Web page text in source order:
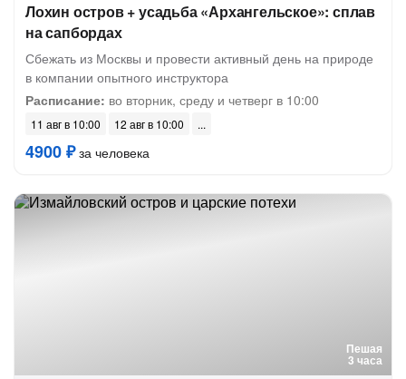
Лохин остров + усадьба «Архангельское»: сплав
на сапбордах
Сбежать из Москвы и провести активный день на природе
в компании опытного инструктора
Расписание: во вторник, среду и четверг в 10:00
11 авг в 10:00 12 авг в 10:00
4900 ₽за человека
Пешая
3 часа